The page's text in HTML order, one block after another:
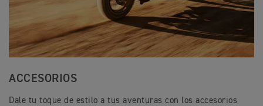
ACCESORIOS
Dale tu toque de estilo a tus aventuras con los accesorios